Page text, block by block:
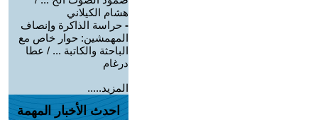
هشام الكيلاني
- حراسة الذاكرة وإنصاف
المهمشين: حوار خاص مع
الباحثة والكاتبة ... / عطا
درغام
المزيد.....
احدث الأخبار المهمة